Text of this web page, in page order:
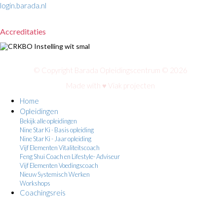
login.barada.nl
Accreditaties
© Copyright Barada Opleidingscentrum © 2026
Made with ♥ Viak projecten
Home
Opleidingen
Bekijk alle opleidingen
Nine Star Ki - Basis opleiding
Nine Star Ki - Jaar opleiding
Vijf Elementen Vitaliteitscoach
Feng Shui Coach en Lifestyle- Adviseur
Vijf Elementen Voedingscoach
Nieuw Systemisch Werken
Workshops
Coachingsreis